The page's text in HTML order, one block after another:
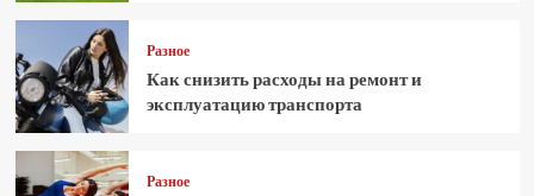
Разное
Как снизить расходы на ремонт и
эксплуатацию транспорта
Разное